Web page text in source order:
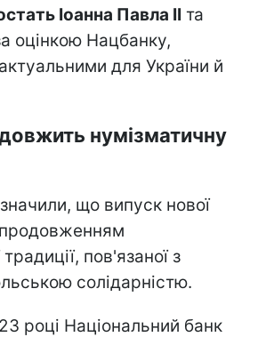
Іоанна Павла II та
оцінкою Нацбанку,
для України й
нумізматичну
що випуск нової
пов'язаної з
солідарністю.
році Національний банк